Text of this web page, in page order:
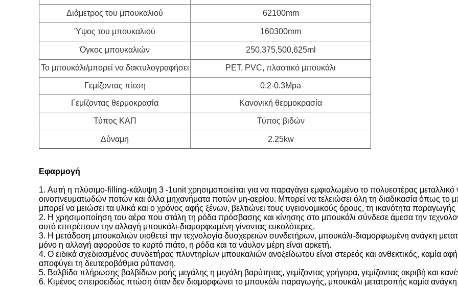
Διάμετρος του μπουκαλιού 62100mm
Ύψος του μπουκαλιού 160300mm
Όγκος μπουκαλιών 250,375,500,625ml
Το μπουκάλι/μπορεί να δακτυλογραφήσει PET, PVC, πλαστικό μπουκάλι
Γεμίζοντας πίεση
0.2-0.3Mpa
Γεμίζοντας θερμοκρασία
Κανονική θερμοκρασία
Τύπος ΚΑΠ Τύπος βιδών
Δύναμη 2.25kw
Εφαρμογή
1. Αυτή η πλύσιμο-filling-κάλυψη 3 -1unit χρησιμοποιείται για να παραγάγει εμφιαλωμένο το πολυεστέρας
οινοπνευματωδών ποτών και άλλα μηχανήματα ποτών μη-αερίου. Μπορεί να τελειώσει όλη τη διαδικασία όπως το
μπορεί να μειώσει τα υλικά και ο χρόνος αφής ξένων, βελτιώνει τους υγειονομικούς όρους, τη ικανότητα παραγωγής
2. Η χρησιμοποίηση του αέρα που στάλη τη ρόδα πρόσβασης και κίνησης στο μπουκάλι σύνδεσε άμεσα την
αυτό επιτρέπουν την αλλαγή μπουκάλι-διαμορφωμένη γίνοντας ευκολότερες.
3. Η μετάδοση μπουκαλιών υιοθετεί την τεχνολογία δυσχερειών συνδετήρων, μπουκάλι-διαμορφωμένη ανάγκη
μόνο η αλλαγή αφορούσε το κυρτό πιάτο, η ρόδα και τα νάυλον μέρη είναι αρκετή.
4. Ο ειδικά σχεδιασμένος συνδετήρας πλυντηρίων μπουκαλιών ανοξείδωτου είναι στερεός και ανθεκτικός, καμία
αποφύγει τη δευτεροβάθμια ρύπανση.
5. Βαλβίδα πλήρωσης βαλβίδων ροής μεγάλης η μεγάλη βαρύτητας, γεμίζοντας γρήγορα, γεμίζοντας ακριβή και
6. Κιμένος σπειροειδώς πτώση όταν δεν διαμορφώνει το μπουκάλι παραγωγής, μπουκάλι μετατροπής καμία